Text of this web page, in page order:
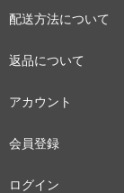
配送方法について
返品について
アカウント
会員登録
ログイン